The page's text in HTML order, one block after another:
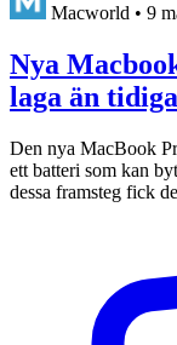
Macworld • 9
Nya
laga än
Den nya MacBook
ett batteri som kan
dessa framsteg fick